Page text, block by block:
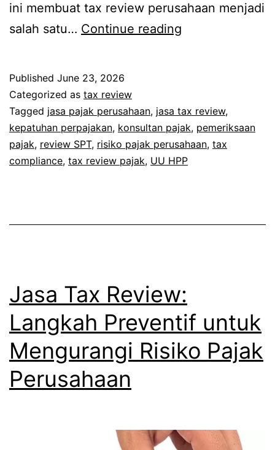
ini membuat tax review perusahaan menjadi
salah satu… Continue reading
Published June 23, 2026
Categorized as tax review
Tagged jasa pajak perusahaan, jasa tax review,
kepatuhan perpajakan, konsultan pajak, pemeriksaan
pajak, review SPT, risiko pajak perusahaan, tax
compliance, tax review pajak, UU HPP
Jasa Tax Review:
Langkah Preventif untuk
Mengurangi Risiko Pajak
Perusahaan